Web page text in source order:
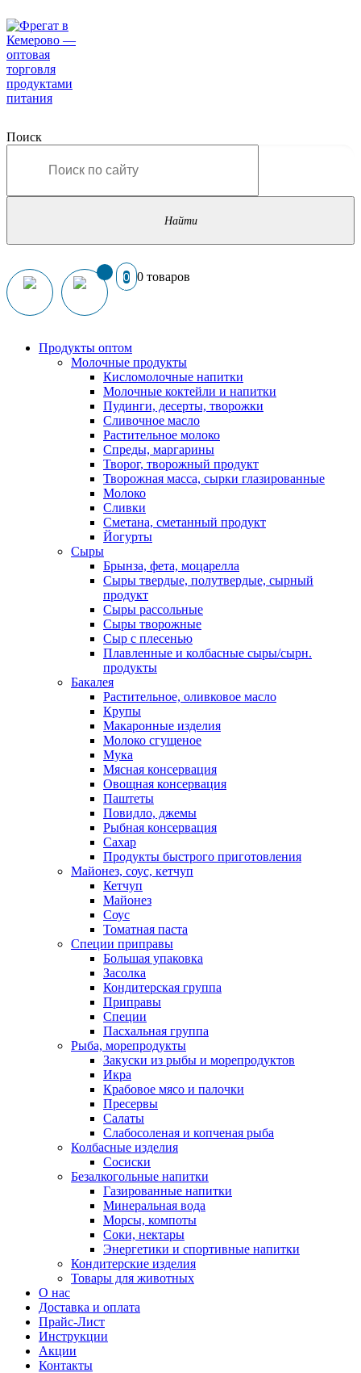
Поиск
0 0 товаров
Продукты оптом
Молочные продукты
Кисломолочные напитки
Молочные коктейли и напитки
Пудинги, десерты, творожки
Сливочное масло
Растительное молоко
Спреды, маргарины
Творог, творожный продукт
Творожная масса, сырки глазированные
Молоко
Сливки
Сметана, сметанный продукт
Йогурты
Сыры
Брынза, фета, моцарелла
Сыры твердые, полутвердые, сырный
продукт
Сыры рассольные
Сыры творожные
Сыр с плесенью
Плавленные и колбасные сыры/сырн.
продукты
Бакалея
Растительное, оливковое масло
Крупы
Макаронные изделия
Молоко сгущеное
Мука
Мясная консервация
Овощная консервация
Паштеты
Повидло, джемы
Рыбная консервация
Сахар
Продукты быстрого приготовления
Майонез, соус, кетчуп
Кетчуп
Майонез
Соус
Томатная паста
Специи приправы
Большая упаковка
Засолка
Кондитерская группа
Приправы
Специи
Пасхальная группа
Рыба, морепродукты
Закуски из рыбы и морепродуктов
Икра
Крабовое мясо и палочки
Пресервы
Салаты
Слабосоленая и копченая рыба
Колбасные изделия
Сосиски
Безалкогольные напитки
Газированные напитки
Минеральная вода
Морсы, компоты
Соки, нектары
Энергетики и спортивные напитки
Кондитерские изделия
Товары для животных
О нас
Доставка и оплата
Прайс-Лист
Инструкции
Акции
Контакты